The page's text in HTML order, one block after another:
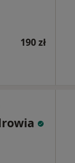
190 zł